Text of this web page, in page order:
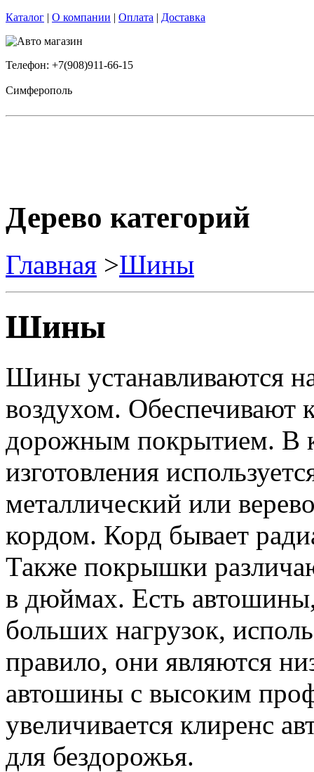
Каталог | О компании | Оплата | Доставка
Телефон: +7(908)911-66-15
Симферополь
Дерево категорий
Главная >Шины
Шины
Шины устанавливаются
воздухом. Обеспечивают
дорожным покрытием. В
изготовления
металлический или
кордом. Корд бывает
Также покрышки
в дюймах. Есть
больших нагрузок,
правило, они являются
автошины с высоким
увеличивается клиренс
для бездорожья.